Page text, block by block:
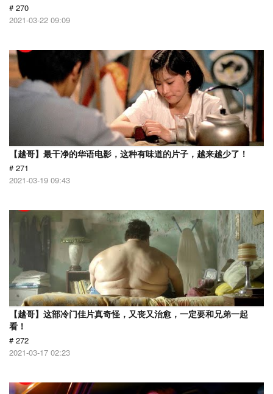
# 270
2021-03-22 09:09
【越哥】最干净的华语电影，这种有味道的片子，越来越少了！
# 271
2021-03-19 09:43
【越哥】这部冷门佳片真奇怪，又丧又治愈，一定要和兄弟一起
看！
# 272
2021-03-17 02:23